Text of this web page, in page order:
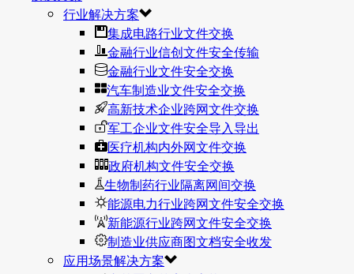
行业解决方案
集成电路行业文件交换
金融行业信创文件安全传输
金融行业文件安全交换
汽车制造业文件安全交换
高新技术企业跨网文件交换
军工企业文件安全导入导出
医疗机构内外网文件交换
政府机构文件安全交换
生物制药行业隔离网间交换
能源电力行业跨网文件安全交换
新能源行业跨网文件安全交换
制造业供应商图文档安全收发
应用场景解决方案